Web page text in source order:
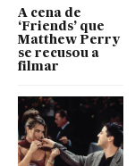
A cena de
‘Friends’ que
Matthew Perry
se recusou a
filmar